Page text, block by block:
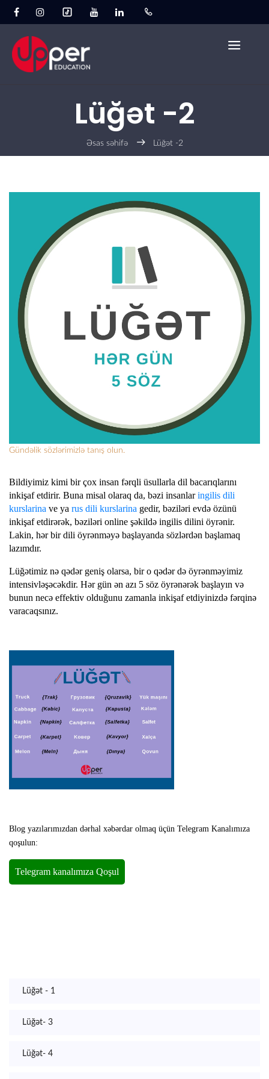
Lüğət -2
Əsas səhifə Lüğət -2
Gündəlik sözlərimizlə tanış olun.
Bildiyimiz kimi bir çox insan fərqli üsullarla dil bacarıqlarını
inkişaf etdirir. Buna misal olaraq da, bəzi insanlaringilis dili
kurslarina ve ya rus dili kurslarina gedir, bəziləri evdə özünü
inkişaf etdirərək, bəziləri online şəkildə ingilis dilini öyrənir.
Lakin, hər bir dili öyrənməyə başlayanda sözlərdən başlamaq
lazımdır.
Lüğətimiz nə qədər geniş olarsa, bir o qədər də öyrənməyimiz
intensivləşəcəkdir. Hər gün ən azı 5 söz öyrənərək başlayın və
bunun necə effektiv olduğunu zamanla inkişaf etdiyinizdə fərqinə
varacaqsınız.
Blog yazılarımızdan dərhal xəbərdar olmaq üçün Telegram Kanalımıza
qoşulun:
Lüğət - 1
Lüğət- 3
Lüğət- 4